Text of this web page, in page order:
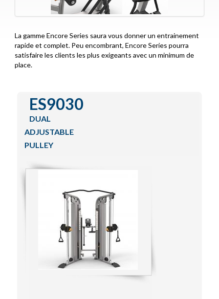
Functional Training
Special Lines
Encore Series
La gamme Encore Series saura vous donner un entrainement
rapide et complet. Peu encombrant, Encore Series pourra
satisfaire les clients les plus exigeants avec un minimum de
place.
ES9030
DUAL
ADJUSTABLE
PULLEY